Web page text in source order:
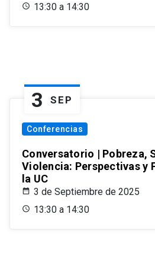
13:30 a 14:30
3 SEP
Conferencias
Conversatorio | Pobreza,
Violencia: Perspectivas y
la UC
3 de Septiembre de 2025
13:30 a 14:30